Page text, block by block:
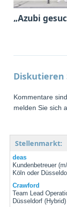
„Azubi
Diskutieren
Kommentare
melden Sie sich
Stellenmarkt:
deas
Kundenbetreuer
Köln oder
Crawford
Team Lead
Düsseldorf (Hybrid)